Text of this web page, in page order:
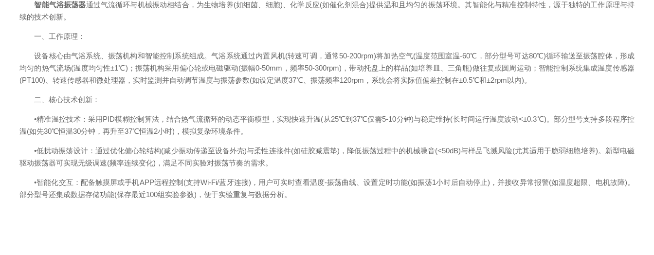
智能气浴振荡器通过气流循环与机械振动相结合，为生物培养(如细菌、细胞)、化学反应(如催化剂混合)提供温和且均匀的振荡环境。其智能化与精准控制特性，源于独特的工作原理与持
续的技术创新。
一、工作原理：
设备核心由气浴系统、振荡机构和智能控制系统组成。气浴系统通过内置风机(转速可调，通常50-200rpm)将加热空气(温度范围室温-60℃，部分型号可达80℃)循环输送至振荡腔体，形成
均匀的热气流场(温度均匀性±1℃)；振荡机构采用偏心轮或电磁驱动(振幅0-50mm，频率50-300rpm)，带动托盘上的样品(如培养皿、三角瓶)做往复或圆周运动；智能控制系统集成温度传感器
(PT100)、转速传感器和微处理器，实时监测并自动调节温度与振荡参数(如设定温度37℃、振荡频率120rpm，系统会将实际值偏差控制在±0.5℃和±2rpm以内)。
二、核心技术创新：
•精准温控技术：采用PID模糊控制算法，结合热气流循环的动态平衡模型，实现快速升温(从25℃到37℃仅需5-10分钟)与稳定维持(长时间运行温度波动<±0.3℃)。部分型号支持多段程序控
温(如先30℃恒温30分钟，再升至37℃恒温2小时)，模拟复杂环境条件。
•低扰动振荡设计：通过优化偏心轮结构(减少振动传递至设备外壳)与柔性连接件(如硅胶减震垫)，降低振荡过程中的机械噪音(<50dB)与样品飞溅风险(尤其适用于脆弱细胞培养)。新型电磁
驱动振荡器可实现无级调速(频率连续变化)，满足不同实验对振荡节奏的需求。
•智能化交互：配备触摸屏或手机APP远程控制(支持Wi-Fi/蓝牙连接)，用户可实时查看温度-振荡曲线、设置定时功能(如振荡1小时后自动停止)，并接收异常报警(如温度超限、电机故障)。
部分型号还集成数据存储功能(保存最近100组实验参数)，便于实验重复与数据分析。